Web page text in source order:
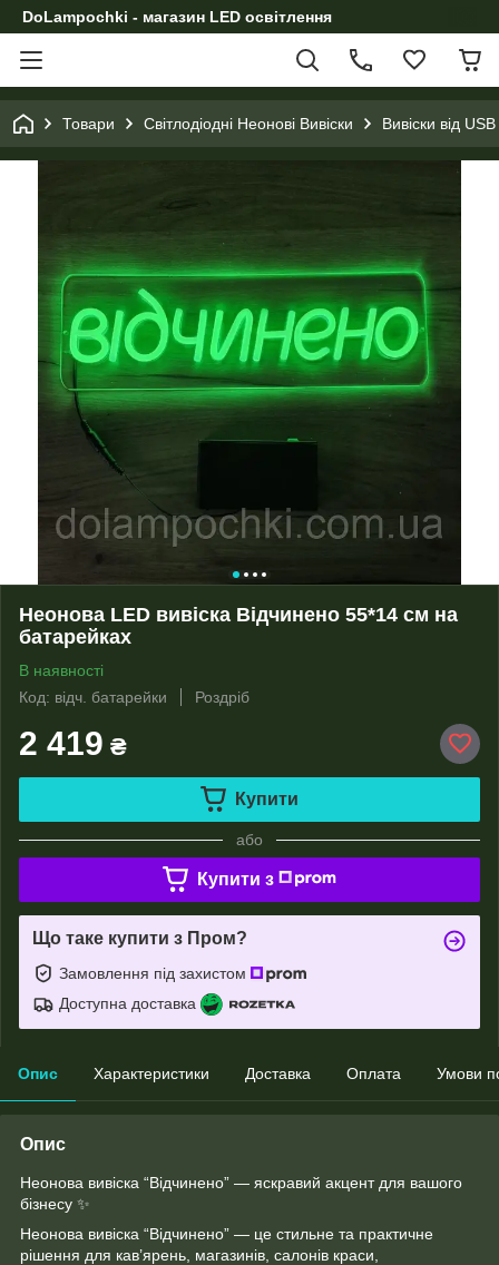
DoLampochki - магазин LED освітлення
Товари Світлодіодні Неонові Вивіски Вивіски від USB
Неонова LED вивіска Відчинено 55*14 см на
батарейках
В наявності
Код: відч. батарейки
Роздріб
2 419 ₴
Купити
або
Купити з
Що таке купити з Пром?
Замовлення під захистом
Доступна доставка
Опис Характеристики Доставка Оплата Умови
Опис
Неонова вивіска “Відчинено” — яскравий акцент для вашого
бізнесу ✨
Неонова вивіска “Відчинено” — це стильне та практичне
рішення для кав’ярень, магазинів, салонів краси,